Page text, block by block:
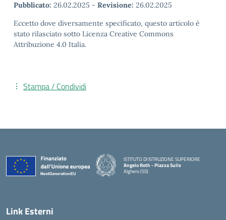
Pubblicato: 26.02.2025 - Revisione: 26.02.2025
Eccetto dove diversamente specificato, questo articolo è
stato rilasciato sotto Licenza Creative Commons
Attribuzione 4.0 Italia.
Stampa / Condividi
ISTITUTO DI ISTRUZIONE SUPERIORE
Angelo Roth - Piazza Sulis
Alghero (SS)
— Visita la pagina iniziale della scuola
Link Esterni